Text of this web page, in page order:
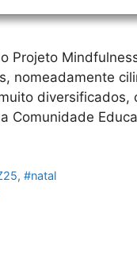
Projeto
nomeadamente
diversificados,
Comunidade
,#natal